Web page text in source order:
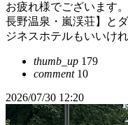
お疲れ様でございます
長野温泉・嵐渓荘】と
ジネスホテルもいいけ
thumb_up 179
comment10
2026/07/30 12:20